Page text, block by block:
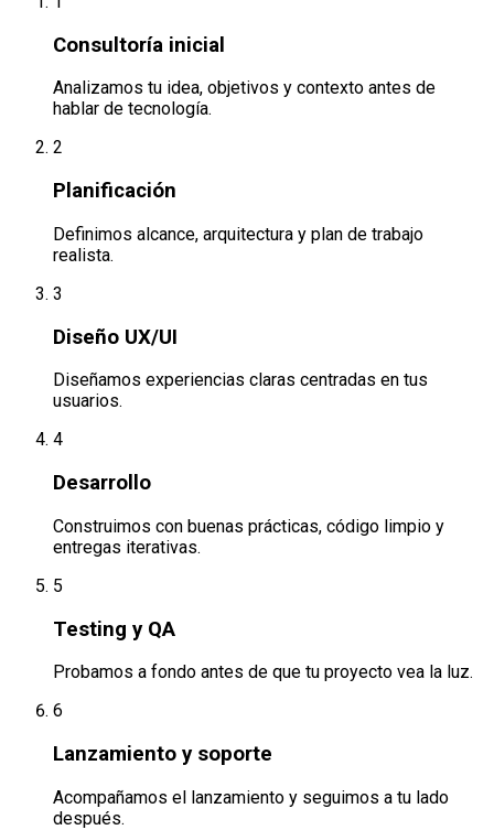
Consultoría inicial
Analizamos tu idea, objetivos y contexto antes de
hablar de tecnología.
2
Planificación
Definimos alcance, arquitectura y plan de trabajo
realista.
3
Diseño UX/UI
Diseñamos experiencias claras centradas en tus
usuarios.
4
Desarrollo
Construimos con buenas prácticas, código limpio y
entregas iterativas.
5
Testing y QA
Probamos a fondo antes de que tu proyecto vea la luz.
6
Lanzamiento y soporte
Acompañamos el lanzamiento y seguimos a tu lado
después.